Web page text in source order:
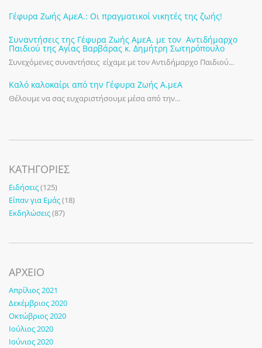
Γέφυρα Ζωής ΑμεΑ.: Οι πραγματικοί νικητές της ζωής!
Συναντήσεις της Γέφυρα Ζωής ΑμεΑ. με τον Αντιδήμαρχο
Παιδιού της Αγίας Βαρβάρας κ. Δημήτρη Σωτηρόπουλο
Συνεχόμενες συναντήσεις είχαμε με τον Αντιδήμαρχο Παιδιού...
Καλό καλοκαίρι από την Γέφυρα Ζωής Α.μεΑ
Θέλουμε να σας ευχαριστήσουμε μέσα από την...
KΑΤΗΓΟΡΊΕΣ
Ειδήσεις(125)
Είπαν για Εμάς(18)
Εκδηλώσεις(87)
ΑΡΧΕΙΟ
Απρίλιος 2021
Δεκέμβριος 2020
Οκτώβριος 2020
Ιούλιος 2020
Ιούνιος 2020